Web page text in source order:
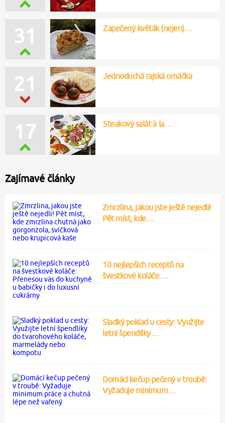
32 Zapečený květák (nejen)…
23 Jednoduchá rajská omáčka
16 Steakový salát à la…
Zajímavé články
Zmrzlina, jakou jste ještě nejedli!
Pět míst, kde…
10 nejlepších receptů na
švestkové koláče:…
Sladký poklad u cesty: Využijte
letní špendlíky…
Domácí kečup pečený v troubě:
Vyžaduje minimum…